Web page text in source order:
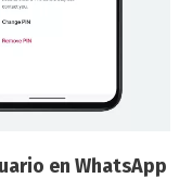
en WhatsApp